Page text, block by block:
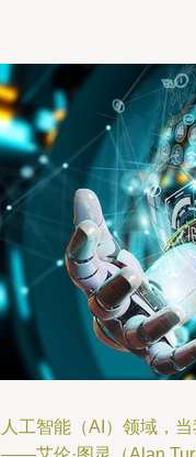
工智能（AI）领域，